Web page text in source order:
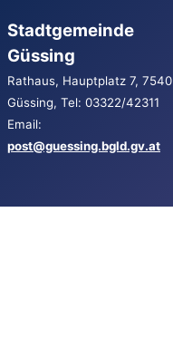
Stadtgemeinde
Güssing
Rathaus, Hauptplatz 7, 7540
Güssing, Tel: 03322/42311
Email:
post@guessing.bgld.gv.at